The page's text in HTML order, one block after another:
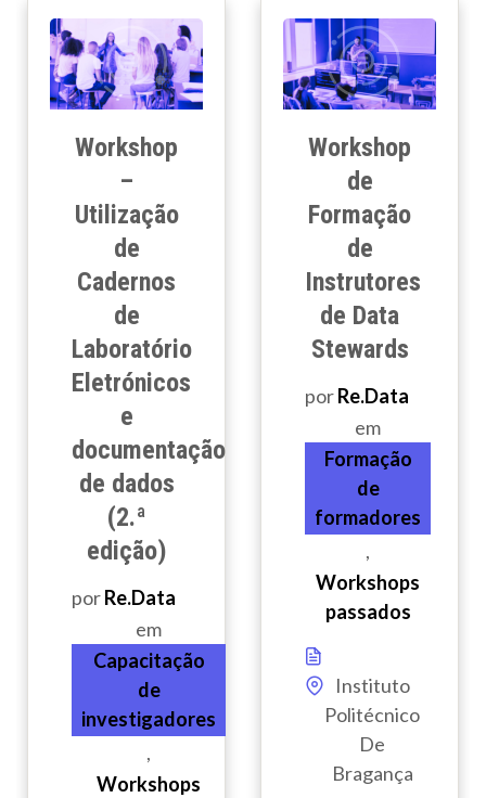
Workshop
–
Utilização
de
Cadernos
de
Laboratório
Eletrónicos
e
documentação
de dados
(2.ª
edição)
porRe.Data
em
Capacitação
de
investigadores
,
Workshops
Workshop
de
Formação
de
Instrutores
de Data
Stewards
porRe.Data
em
Formação
de
formadores
,
Workshops
passados
Instituto
Politécnico
De
Bragança